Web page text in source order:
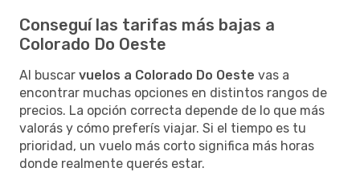
Conseguí las tarifas más bajas a
Colorado Do Oeste
Al buscar vuelos a Colorado Do Oeste vas a
encontrar muchas opciones en distintos rangos de
precios. La opción correcta depende de lo que más
valorás y cómo preferís viajar. Si el tiempo es tu
prioridad, un vuelo más corto significa más horas
donde realmente querés estar.